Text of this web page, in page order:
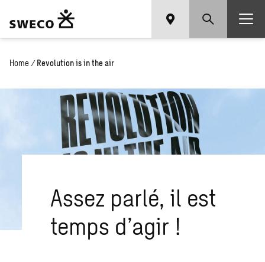
Home / Revolution is in the air
Assez parlé, il est
temps d’agir !